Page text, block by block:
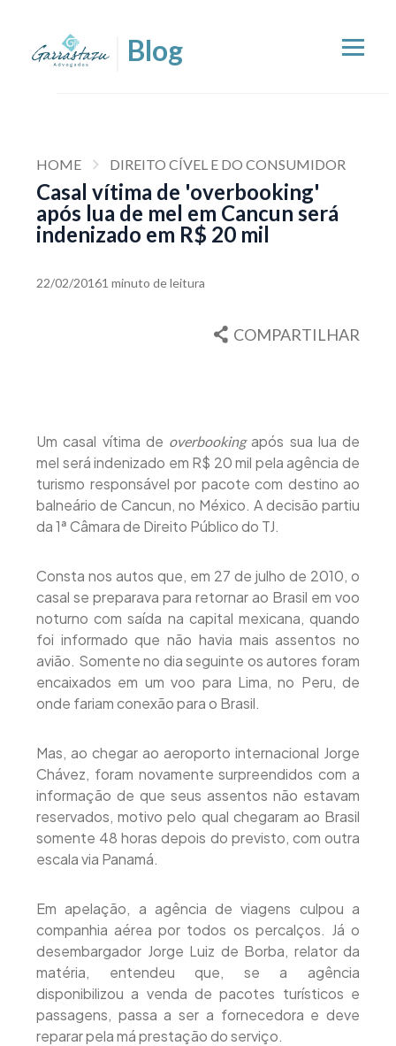
HOME DIREITO CÍVEL E DO CONSUMIDOR
Casal vítima de 'overbooking'
após lua de mel em Cancun será
indenizado em R$ 20 mil
22/02/20161 minuto de leitura
COMPARTILHAR
Um casal vítima de overbookingapós sua lua de
mel será indenizado em R$ 20 mil pela agência de
turismo responsável por pacote com destino ao
balneário de Cancun, no México. A decisão partiu
da 1ª Câmara de Direito Público do TJ.
Consta nos autos que, em 27 de julho de 2010, o
casal se preparava para retornar ao Brasil em voo
noturno com saída na capital mexicana, quando
foi informado que não havia mais assentos no
avião. Somente no dia seguinte os autores foram
encaixados em um voo para Lima, no Peru, de
onde fariam conexão para o Brasil.
Mas, ao chegar ao aeroporto internacional Jorge
Chávez, foram novamente surpreendidos com a
informação de que seus assentos não estavam
reservados, motivo pelo qual chegaram ao Brasil
somente 48 horas depois do previsto, com outra
escala via Panamá.
Em apelação, a agência de viagens culpou a
companhia aérea por todos os percalços. Já o
desembargador Jorge Luiz de Borba, relator da
matéria, entendeu que, se a agência
disponibilizou a venda de pacotes turísticos e
passagens, passa a ser a fornecedora e deve
reparar pela má prestação do serviço.